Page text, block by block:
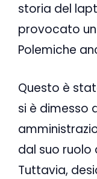
storia del
provocato
Polemiche
Questo è
si è dimesso
dal suo ruolo
Tuttavia,